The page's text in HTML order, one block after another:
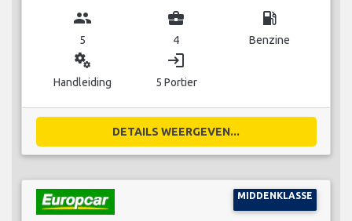
group
5
business_center
4
local_gas_station
Benzine
miscellaneous_services
Handleiding
login
5 Portier
DETAILS WEERGEVEN...
MIDDENKLASSE